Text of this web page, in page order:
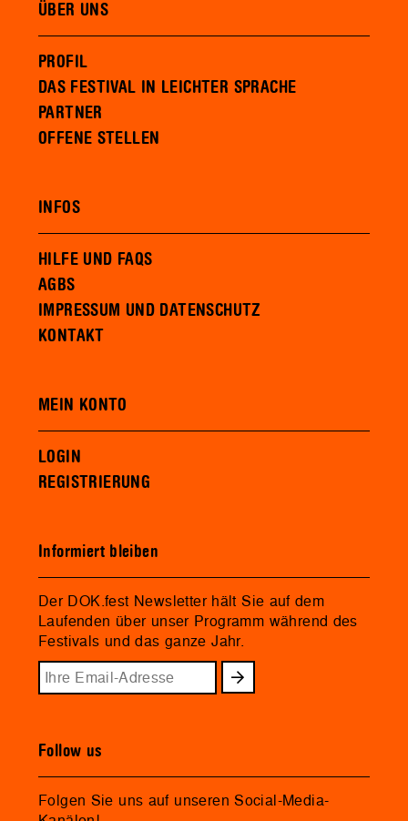
ÜBER UNS
PROFIL
DAS FESTIVAL IN LEICHTER SPRACHE
PARTNER
OFFENE STELLEN
INFOS
HILFE UND FAQS
AGBS
IMPRESSUM UND DATENSCHUTZ
KONTAKT
MEIN KONTO
LOGIN
REGISTRIERUNG
Informiert bleiben
Der DOK.fest Newsletter hält Sie auf dem
Laufenden über unser Programm während des
Festivals und das ganze Jahr.
Follow us
Folgen Sie uns auf unseren Social-Media-